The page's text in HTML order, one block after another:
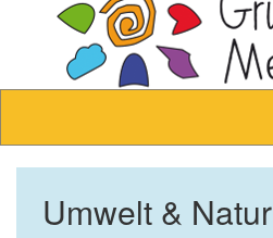
Umwelt & Natur